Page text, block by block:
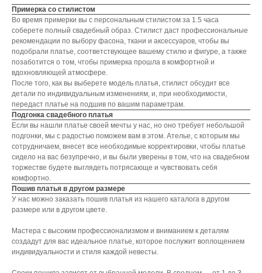
Примерка со стилистом
Во время примерки вы с персональным стилистом за 1.5 часа
соберете полный свадебный образ. Стилист даст профессиональные
рекомендации по выбору фасона, ткани и аксессуаров, чтобы вы
подобрали платье, соответствующее вашему стилю и фигуре, а также
позаботится о том, чтобы примерка прошла в комфортной и
вдохновляющей атмосфере.
После того, как вы выберете модель платья, стилист обсудит все
детали по индивидуальным изменениям, и, при необходимости,
передаст платье на подшив по вашим параметрам.
Подгонка свадебного платья
Если вы нашли платье своей мечты у нас, но оно требует небольшой
подгонки, мы с радостью поможем вам в этом. Ателье, с которым мы
сотрудничаем, внесет все необходимые корректировки, чтобы платье
сидело на вас безупречно, и вы были уверены в том, что на свадебном
торжестве будете выглядеть потрясающе и чувствовать себя
комфортно.
Пошив платья в другом размере
У нас можно заказать пошив платья из нашего каталога в другом
размере или в другом цвете.
Мастера с высоким профессионализмом и вниманием к деталям
создадут для вас идеальное платье, которое послужит воплощением
индивидуальности и стиля каждой невесты.